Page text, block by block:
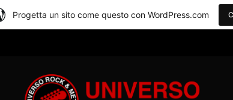
Progetta un sito come questo con WordPress.com